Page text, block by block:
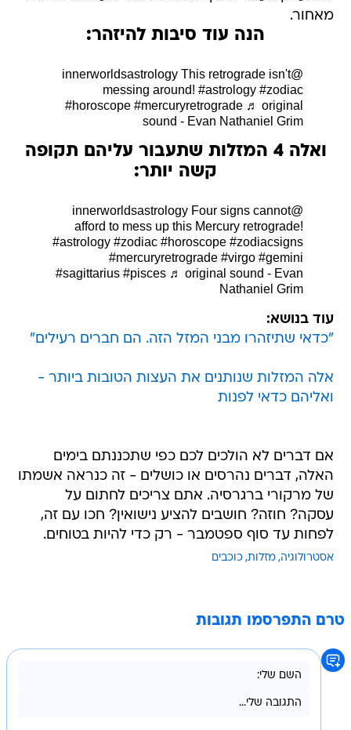
מאחור.
הנה עוד סיבות להיזהר:
@innerworldsastrology
This retrograde isn't
messing around! #astrology #zodiac
#horoscope #mercuryretrograde ♬ original
sound - Evan Nathaniel Grim
ואלה 4 המזלות שתעבור עליהם תקופה
קשה יותר:
@innerworldsastrology
Four signs cannot
afford to mess up this Mercury retrograde!
#astrology #zodiac #horoscope #zodiacsigns
#mercuryretrograde #virgo #gemini
#sagittarius #pisces ♬ original sound - Evan
Nathaniel Grim
עוד בנושא:
"כדאי שתיזהרו מבני המזל הזה. הם חברים רעילים"
אלה המזלות שנותנים את העצות הטובות ביותר -
ואליהם כדאי לפנות
אם דברים לא הולכים לכם כפי שתכננתם בימים
האלה, דברים נהרסים או כושלים - זה כנראה אשמתו
של מרקורי ברגרסיה. אתם צריכים לחתום על
עסקה? חוזה? חושבים להציע נישואין? חכו עם זה,
לפחות עד סוף ספטמבר - רק כדי להיות בטוחים.
אסטרולוגיה מזלות כוכבים
טרם התפרסמו תגובות